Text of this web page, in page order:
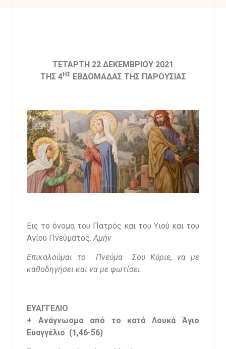
ΤΕΤΑΡΤΗ 22 ΔΕΚΕΜΒΡΙΟΥ 2021
ΤΗΣ 4ΗΣ ΕΒΔΟΜΑΔΑΣ ΤΗΣ ΠΑΡΟΥΣΙΑΣ
Εις το όνομα του Πατρός και του Υιού και του
Αγίου Πνεύματος.Αμήν
Επικαλούμαι το Πνεύμα Σου Κύριε, να με
καθοδηγήσει και να με φωτίσει.
ΕΥΑΓΓΕΛΙΟ
+ Ανάγνωσμα από το κατά Λουκά Άγιο
Ευαγγέλιο (1,46-56)